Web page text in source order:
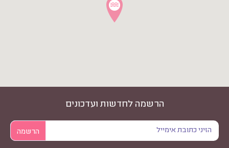
הרשמה לחדשות ועדכונים